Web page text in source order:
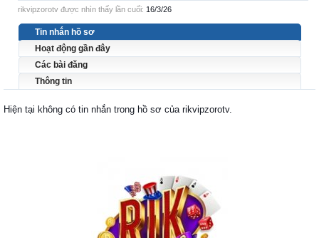
rikvipzorotv được nhìn thấy lần cuối: 16/3/26
Tin nhắn hồ sơ
Hoạt động gần đây
Các bài đăng
Thông tin
Hiện tại không có tin nhắn trong hồ sơ của rikvipzorotv.